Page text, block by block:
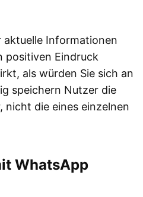
aktuelle Informationen
positiven Eindruck
als würden Sie sich an
speichern Nutzer die
nicht die eines einzelnen
WhatsApp